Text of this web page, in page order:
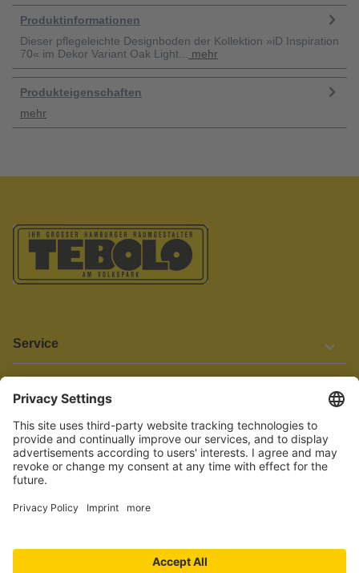
Produktinformationen
Dieser pflegeleichte Designboden der Kollektion »iD Inspiration
70« im Dekor Variant Oak Light...
mehr
Produkteigenschaften
mehr
Service
Informationen
Barrierefreiheit
Wir bemühen uns, unsere Website barrierefrei zu gestalten.
Einige Inhalte und Funktionen sind derzeit jedoch noch nicht
vollständig zugänglich. Wenn Sie auf Barrieren stoßen oder Hilfe
benötigen, kontaktieren Sie uns bitte unter service[at]knutzen.de.
Vertrag widerrufen
© 2026 TEBOLO